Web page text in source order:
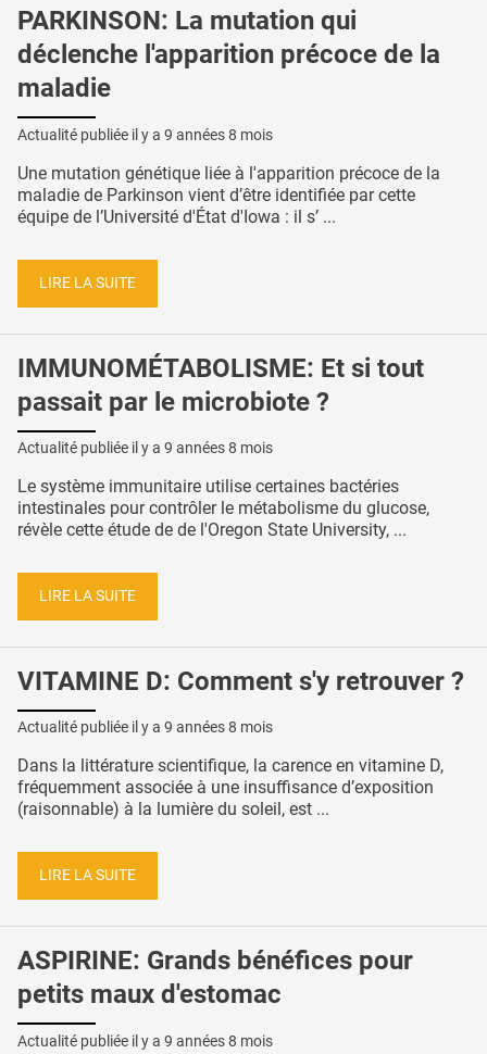
PARKINSON: La mutation qui
déclenche l'apparition précoce de la
maladie
Actualité publiée il y a 9 années 8 mois
Une mutation génétique liée à l'apparition précoce de la
maladie de Parkinson vient d’être identifiée par cette
équipe de l’Université d'État d'Iowa : il s’ ...
LIRE LA SUITE
IMMUNOMÉTABOLISME: Et si tout
passait par le microbiote ?
Actualité publiée il y a 9 années 8 mois
Le système immunitaire utilise certaines bactéries
intestinales pour contrôler le métabolisme du glucose,
révèle cette étude de de l'Oregon State University, ...
LIRE LA SUITE
VITAMINE D: Comment s'y retrouver ?
Actualité publiée il y a 9 années 8 mois
Dans la littérature scientifique, la carence en vitamine D,
fréquemment associée à une insuffisance d’exposition
(raisonnable) à la lumière du soleil, est ...
LIRE LA SUITE
ASPIRINE: Grands bénéfices pour
petits maux d'estomac
Actualité publiée il y a 9 années 8 mois